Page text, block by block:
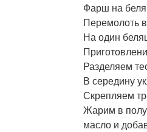
Фарш на
Перемолоть
На один
Разделяем
В середину
Скрепляем
Жарим в
масло и